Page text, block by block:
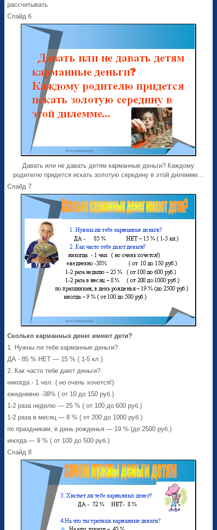
рассчитывать
Слайд 6
Давать или не давать детям карманные деньги? Каждому
родителю придется искать золотую середину в этой дилемме…
Слайд 7
Сколько карманных денег имеют дети?
1. Нужны ли тебе карманные деньги?
ДА - 85 % НЕТ — 15 % ( 1-5 кл.)
2. Как часто тебе дают деньги?
никогда - 1 чел. ( но очень хочется!)
ежедневно -38% ( от 10 до 150 руб.)
1-2 раза неделю — 25 % ( от 100 до 600 руб.)
1-2 раза в месяц — 8 % ( от 200 до 1000 руб.)
по праздникам, в день рожденья — 19 % (до 2500 руб.)
иногда — 9 % ( от 100 до 500 руб.)
Слайд 8